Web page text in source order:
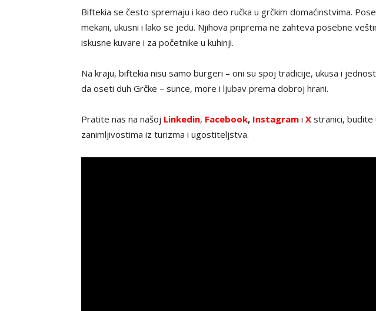
Biftekia se često spremaju i kao deo ručka u grčkim domaćinstvima.
mekani, ukusni i lako se jedu. Njihova priprema ne zahteva posebne
iskusne kuvare i za početnike u kuhinji.
Na kraju, biftekia nisu samo burgeri – oni su spoj tradicije, ukusa i
da oseti duh Grčke – sunce, more i ljubav prema dobroj hrani.
Pratite nas na našoj Linkedin, Facebook, Instagram i X stranici, budite
zanimljivostima iz turizma i ugostiteljstva.